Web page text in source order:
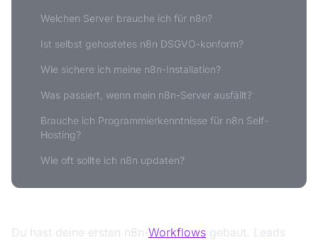
Welchen Server brauche ich für n8n?
Ist selbst gehostetes n8n DSGVO-konform?
Wie sichere ich meine n8n-Installation?
Was passiert, wenn mein n8n-Server ausfällt?
Brauche ich Programmierkenntnisse für n8n Self-
Hosting?
Wie oft sollte ich n8n updaten?
Du hast deine ersten n8n- Workflows gebaut. Leads